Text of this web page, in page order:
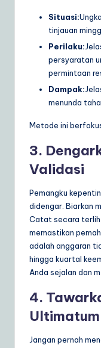
Situasi:
tinjauan
Perilaku:
persyaratan
permintaan
Dampak:
menunda
Metode ini
3.
Validasi
Pemangku
didengar. Biarkan
Catat secara
memastikan
adalah anggaran
hingga kuartal
Anda sejalan dan
4.
Ultimatum
Jangan pernah